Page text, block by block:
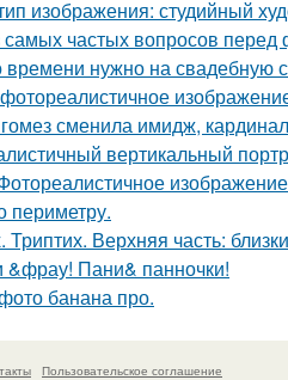
изображения: студийный
частых вопросов перед
времени нужно на свадебную
сменила имидж,
вертикальный
периметру.
Триптих. Верхняя часть:
&фрау! Пани& панночки!
банана про.
Пользовательское соглашение